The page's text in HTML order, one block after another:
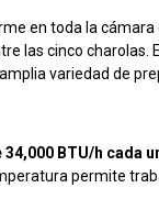
en toda la cámara
las cinco charolas.
variedad de
BTU/h cada
permite